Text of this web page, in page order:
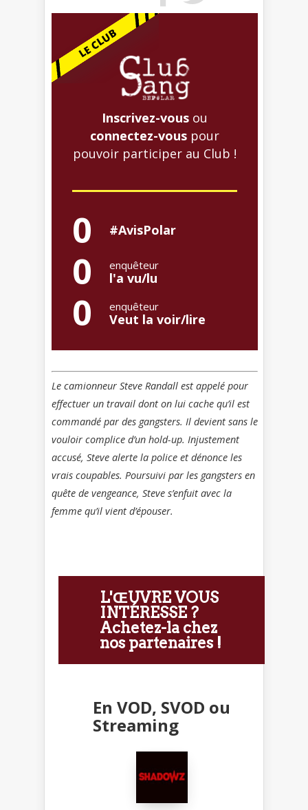
Inscrivez-vous ou
connectez-vous pour
pouvoir participer au Club !
0 #AvisPolar
0 enquêteur
l'a vu/lu
0 enquêteur
Veut la voir/lire
Le camionneur Steve Randall est appelé pour
effectuer un travail dont on lui cache qu’il est
commandé par des gangsters. Il devient sans le
vouloir complice d’un hold-up. Injustement
accusé, Steve alerte la police et dénonce les
vrais coupables. Poursuivi par les gangsters en
quête de vengeance, Steve s’enfuit avec la
femme qu’il vient d’épouser.
L'ŒUVRE VOUS
INTÉRESSE ?
Achetez-la chez
nos partenaires !
En VOD, SVOD ou
Streaming